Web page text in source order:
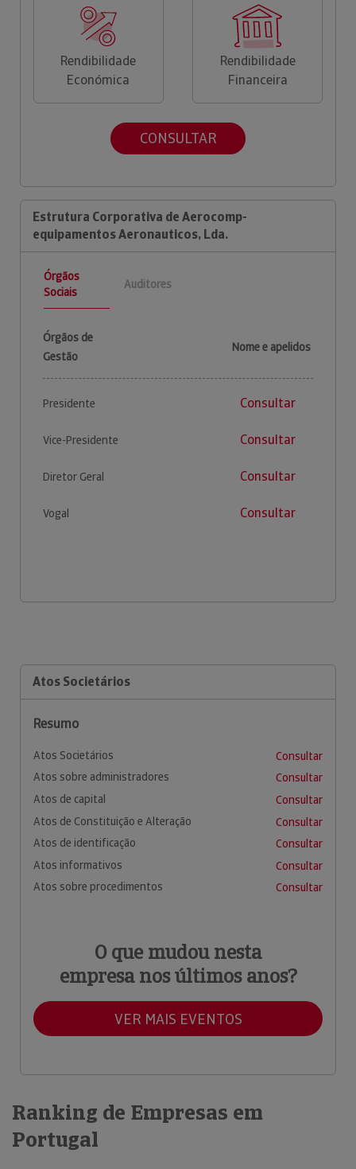
Rendibilidade
Económica
Rendibilidade
Financeira
CONSULTAR
Estrutura Corporativa de Aerocomp-
equipamentos Aeronauticos, Lda.
Órgãos
Sociais
Auditores
Órgãos de
Gestão
Nome e apelidos
Presidente Consultar
Vice-Presidente Consultar
Diretor Geral Consultar
Vogal Consultar
Atos Societários
Resumo
Atos Societários
Consultar
Atos sobre administradores
Consultar
Atos de capital
Consultar
Atos de Constituição e Alteração
Consultar
Atos de identificação
Consultar
Atos informativos
Consultar
Atos sobre procedimentos
Consultar
O que mudou nesta
empresa nos últimos anos?
VER MAIS EVENTOS
Ranking de Empresas em
Portugal